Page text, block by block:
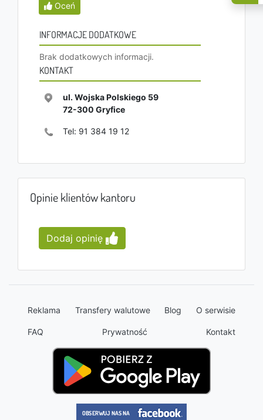
Oceń
INFORMACJE DODATKOWE
Brak dodatkowych informacji.
KONTAKT
ul. Wojska Polskiego 59
72-300 Gryfice
Tel: 91 384 19 12
Opinie klientów kantoru
Dodaj opinię
Reklama Transfery walutowe Blog O serwisie
FAQ Prywatność Kontakt